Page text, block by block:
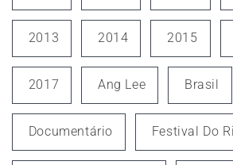
2013 2014 2015
2017 Ang Lee Brasil
Documentário Festival Do